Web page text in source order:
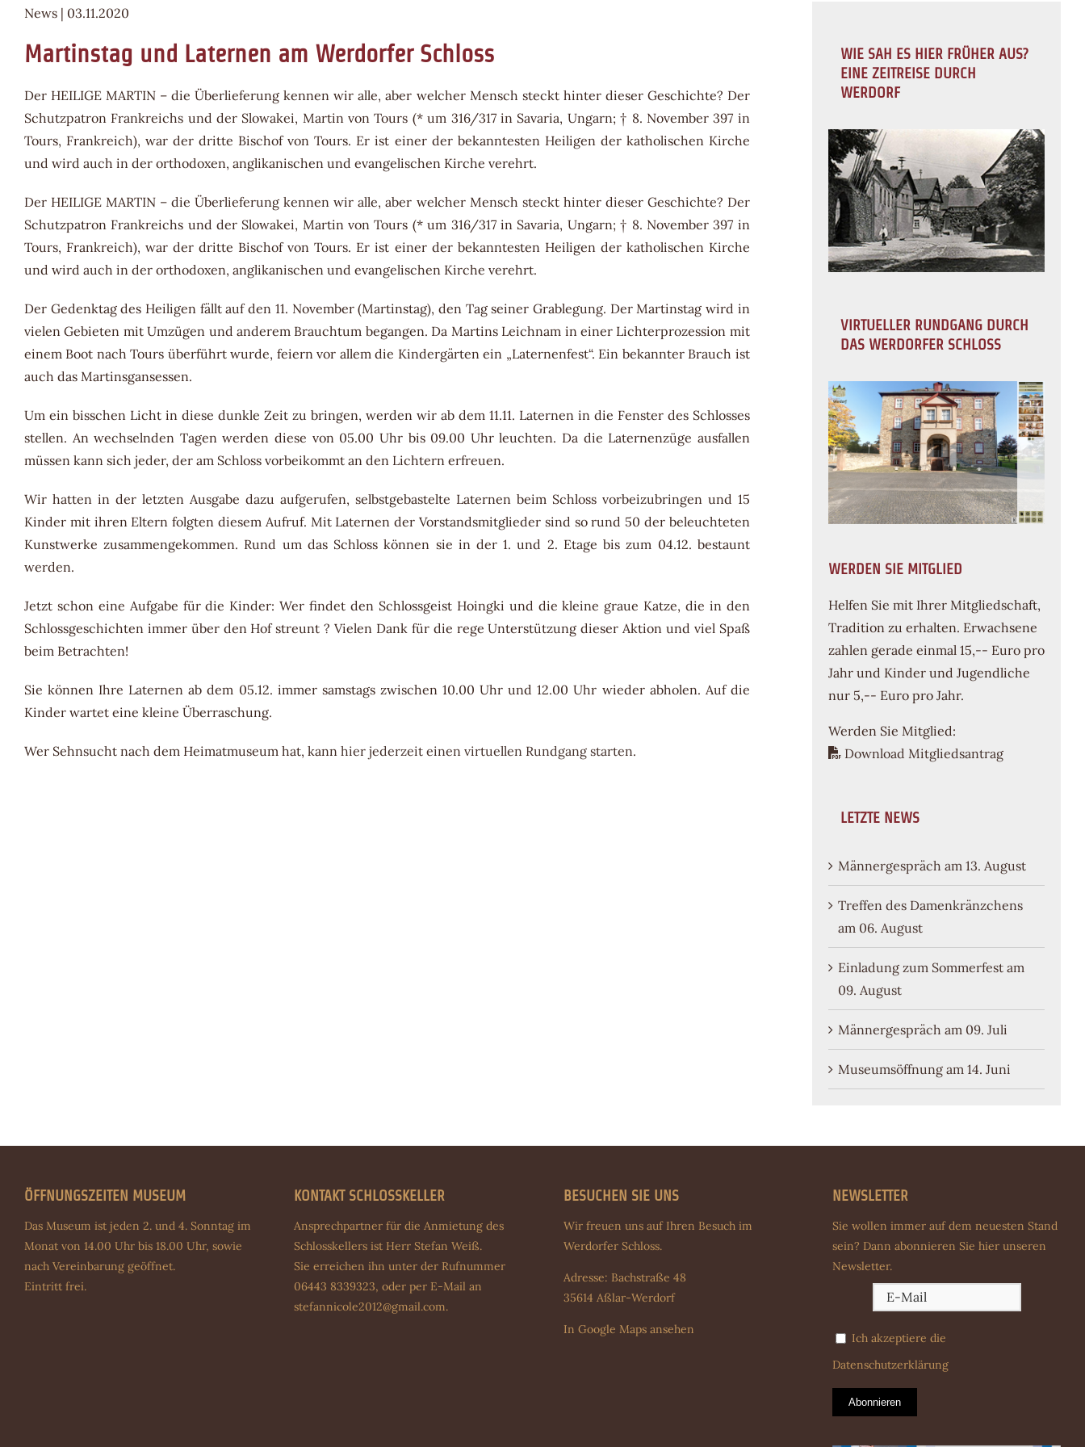
News | 03.11.2020
Martinstag und Laternen am Werdorfer Schloss
Der HEILIGE MARTIN – die Überlieferung kennen wir alle, aber welcher Mensch steckt hinter dieser Geschichte? Der
Schutzpatron Frankreichs und der Slowakei, Martin von Tours (* um 316/317 in Savaria, Ungarn; † 8. November 397 in
Tours, Frankreich), war der dritte Bischof von Tours. Er ist einer der bekanntesten Heiligen der katholischen Kirche
und wird auch in der orthodoxen, anglikanischen und evangelischen Kirche verehrt.
Der HEILIGE MARTIN – die Überlieferung kennen wir alle, aber welcher Mensch steckt hinter dieser Geschichte? Der
Schutzpatron Frankreichs und der Slowakei, Martin von Tours (* um 316/317 in Savaria, Ungarn; † 8. November 397 in
Tours, Frankreich), war der dritte Bischof von Tours. Er ist einer der bekanntesten Heiligen der katholischen Kirche
und wird auch in der orthodoxen, anglikanischen und evangelischen Kirche verehrt.
Der Gedenktag des Heiligen fällt auf den 11. November (Martinstag), den Tag seiner Grablegung. Der Martinstag wird in
vielen Gebieten mit Umzügen und anderem Brauchtum begangen. Da Martins Leichnam in einer Lichterprozession mit
einem Boot nach Tours überführt wurde, feiern vor allem die Kindergärten ein „Laternenfest“. Ein bekannter Brauch ist
auch das Martinsgansessen.
Um ein bisschen Licht in diese dunkle Zeit zu bringen, werden wir ab dem 11.11. Laternen in die Fenster des Schlosses
stellen. An wechselnden Tagen werden diese von 05.00 Uhr bis 09.00 Uhr leuchten. Da die Laternenzüge ausfallen
müssen kann sich jeder, der am Schloss vorbeikommt an den Lichtern erfreuen.
Wir hatten in der letzten Ausgabe dazu aufgerufen, selbstgebastelte Laternen beim Schloss vorbeizubringen und 15
Kinder mit ihren Eltern folgten diesem Aufruf. Mit Laternen der Vorstandsmitglieder sind so rund 50 der beleuchteten
Kunstwerke zusammengekommen. Rund um das Schloss können sie in der 1. und 2. Etage bis zum 04.12. bestaunt
werden.
Jetzt schon eine Aufgabe für die Kinder: Wer findet den Schlossgeist Hoingki und die kleine graue Katze, die in den
Schlossgeschichten immer über den Hof streunt ? Vielen Dank für die rege Unterstützung dieser Aktion und viel Spaß
beim Betrachten!
Sie können Ihre Laternen ab dem 05.12. immer samstags zwischen 10.00 Uhr und 12.00 Uhr wieder abholen. Auf die
Kinder wartet eine kleine Überraschung.
Wer Sehnsucht nach dem Heimatmuseum hat, kann hier jederzeit einen virtuellen Rundgang starten.
WIE SAH ES HIER FRÜHER AUS?
EINE ZEITREISE DURCH
WERDORF
VIRTUELLER RUNDGANG DURCH
DAS WERDORFER SCHLOSS
WERDEN SIE MITGLIED
Helfen Sie mit Ihrer Mitgliedschaft,
Tradition zu erhalten. Erwachsene
zahlen gerade einmal 15,-- Euro pro
Jahr und Kinder und Jugendliche
nur 5,-- Euro pro Jahr.
Werden Sie Mitglied:
Download Mitgliedsantrag
LETZTE NEWS
Männergespräch am 13. August
Treffen des Damenkränzchens
am 06. August
Einladung zum Sommerfest am
09. August
Männergespräch am 09. Juli
Museumsöffnung am 14. Juni
ÖFFNUNGSZEITEN MUSEUM
Das Museum ist jeden 2. und 4. Sonntag im
Monat von 14.00 Uhr bis 18.00 Uhr, sowie
nach Vereinbarung geöffnet.
Eintritt frei.
KONTAKT SCHLOSSKELLER
Ansprechpartner für die Anmietung des
Schlosskellers ist Herr Stefan Weiß.
Sie erreichen ihn unter der Rufnummer
06443 8339323, oder per E-Mail an
stefannicole2012@gmail.com.
BESUCHEN SIE UNS
Wir freuen uns auf Ihren Besuch im
Werdorfer Schloss.
Adresse: Bachstraße 48
35614 Aßlar-Werdorf
In Google Maps ansehen
NEWSLETTER
Sie wollen immer auf dem neuesten Stand
sein? Dann abonnieren Sie hier unseren
Newsletter.
Ich akzeptiere die
Datenschutzerklärung
Abonnieren